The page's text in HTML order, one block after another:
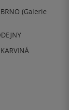
(Galerie